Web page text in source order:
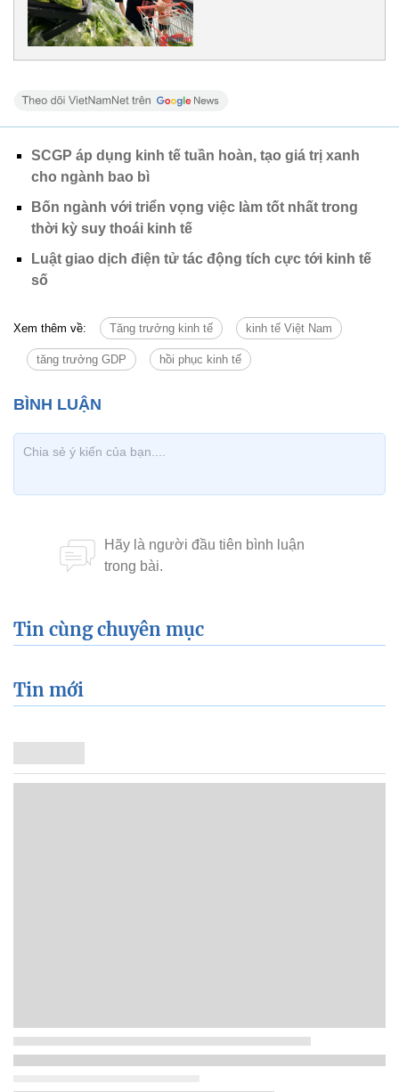
SCGP áp dụng kinh tế tuần hoàn, tạo giá trị xanh
cho ngành bao bì
Bốn ngành với triển vọng việc làm tốt nhất trong
thời kỳ suy thoái kinh tế
Luật giao dịch điện tử tác động tích cực tới kinh tế
số
Xem thêm về: Tăng trưởng kinh tế kinh tế Việt Nam
tăng trưởng GDP hồi phục kinh tế
Tin cùng chuyên mục
Tin mới